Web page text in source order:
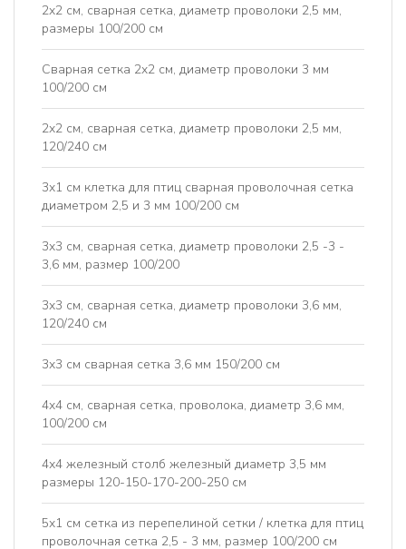
2x2 см, сварная сетка, диаметр проволоки 2,5 мм,
размеры 100/200 см
Сварная сетка 2x2 см, диаметр проволоки 3 мм
100/200 см
2x2 см, сварная сетка, диаметр проволоки 2,5 мм,
120/240 см
3x1 см клетка для птиц сварная проволочная сетка
диаметром 2,5 и 3 мм 100/200 см
3x3 см, сварная сетка, диаметр проволоки 2,5 -3 -
3,6 мм, размер 100/200
3x3 см, сварная сетка, диаметр проволоки 3,6 мм,
120/240 см
3x3 см сварная сетка 3,6 мм 150/200 см
4x4 см, сварная сетка, проволока, диаметр 3,6 мм,
100/200 см
4х4 железный столб железный диаметр 3,5 мм
размеры 120-150-170-200-250 см
5x1 см сетка из перепелиной сетки / клетка для птиц
проволочная сетка 2,5 - 3 мм, размер 100/200 см